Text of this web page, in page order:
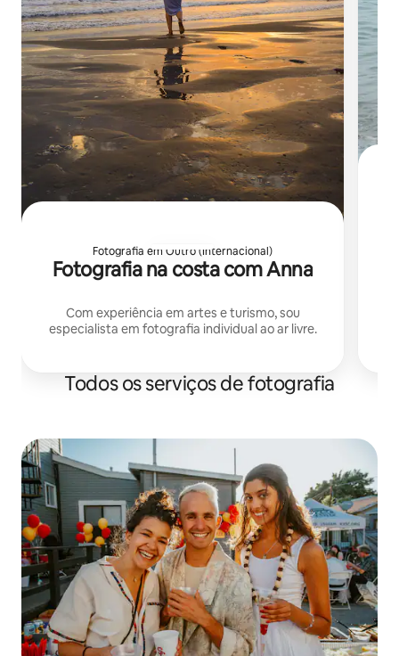
Fotografia em Outro (Internacional)
Fotografia na costa com Anna
Com experiência em artes e turismo, sou
especialista em fotografia individual ao ar livre.
Todos os serviços de fotografia